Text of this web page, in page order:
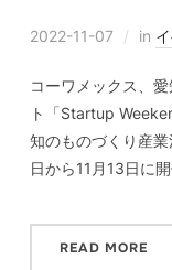
2022-11-07 in
コーワメックス、
ト「Startup
知のものづくり産
日から11月13日に
READ MORE